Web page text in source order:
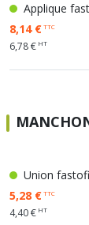
Applique
8,14 €TTC
6,78 € HT
Union
5,28 €TTC
4,40 € HT